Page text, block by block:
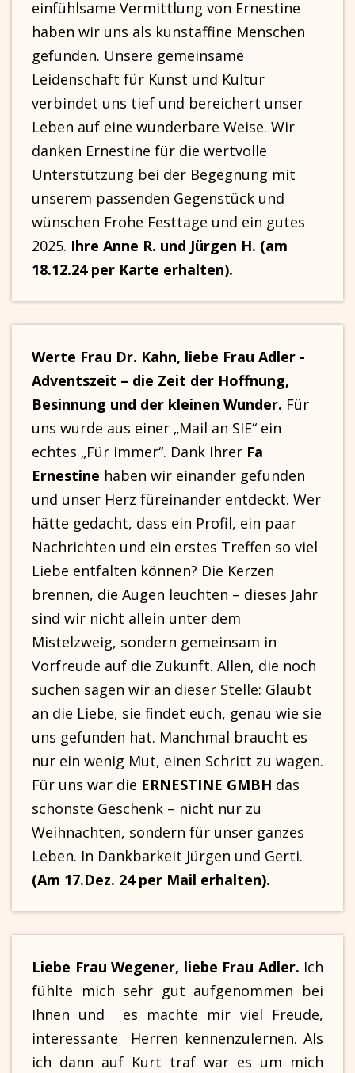
einfühlsame Vermittlung von Ernestine
haben wir uns als kunstaffine Menschen
gefunden. Unsere gemeinsame
Leidenschaft für Kunst und Kultur
verbindet uns tief und bereichert unser
Leben auf eine wunderbare Weise. Wir
danken Ernestine für die wertvolle
Unterstützung bei der Begegnung mit
unserem passenden Gegenstück und
wünschen Frohe Festtage und ein gutes
2025. Ihre Anne R. und Jürgen H. (am
18.12.24 per Karte erhalten).
Werte Frau Dr. Kahn, liebe Frau Adler -
Adventszeit – die Zeit der Hoffnung,
Besinnung und der kleinen Wunder. Für
uns wurde aus einer „Mail an SIE“ ein
echtes „Für immer“. Dank Ihrer Fa
Ernestine haben wir einander gefunden
und unser Herz füreinander entdeckt. Wer
hätte gedacht, dass ein Profil, ein paar
Nachrichten und ein erstes Treffen so viel
Liebe entfalten können? Die Kerzen
brennen, die Augen leuchten – dieses Jahr
sind wir nicht allein unter dem
Mistelzweig, sondern gemeinsam in
Vorfreude auf die Zukunft. Allen, die noch
suchen sagen wir an dieser Stelle: Glaubt
an die Liebe, sie findet euch, genau wie sie
uns gefunden hat. Manchmal braucht es
nur ein wenig Mut, einen Schritt zu wagen.
Für uns war die ERNESTINE GMBH das
schönste Geschenk – nicht nur zu
Weihnachten, sondern für unser ganzes
Leben. In Dankbarkeit Jürgen und Gerti.
(Am 17.Dez. 24 per Mail erhalten).
Liebe Frau Wegener, liebe Frau Adler. Ich
fühlte mich sehr gut aufgenommen bei
Ihnen und es machte mir viel Freude,
interessante Herren kennenzulernen. Als
ich dann auf Kurt traf war es um mich